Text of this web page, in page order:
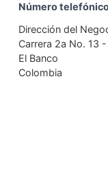
Número
Dirección del
Carrera 2a No. 13
El Banco
Colombia